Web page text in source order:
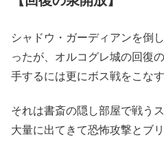
シャドウ・ガーディアンを倒
ったが、オルコグレ城の回復
手するには更にボス戦をこなす
それは書斎の隠し部屋で戦う
大量に出てきて恐怖攻撃とブ